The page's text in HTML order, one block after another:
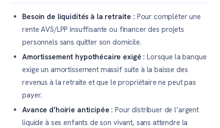
Besoin de liquidités à la retraite : Pour compléter une
rente AVS/LPP insuffisante ou financer des projets
personnels sans quitter son domicile.
Amortissement hypothécaire exigé : Lorsque la banque
exige un amortissement massif suite à la baisse des
revenus à la retraite et que le propriétaire ne peut pas
payer.
Avance d’hoirie anticipée : Pour distribuer de l’argent
liquide à ses enfants de son vivant, sans attendre la